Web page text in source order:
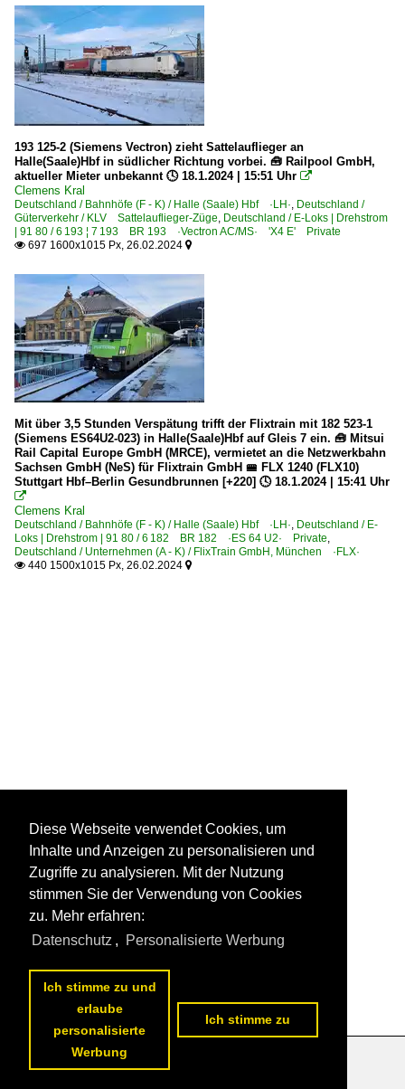
193 125-2 (Siemens Vectron) zieht Sattelauflieger an
Halle(Saale)Hbf in südlicher Richtung vorbei. 🧰 Railpool GmbH,
aktueller Mieter unbekannt 🕓 18.1.2024 | 15:51 Uhr 
Clemens Kral
Deutschland / Bahnhöfe (F - K) / Halle (Saale) Hbf ·LH·, Deutschland /
Güterverkehr / KLV Sattelauflieger-Züge, Deutschland / E-Loks | Drehstrom
| 91 80 / 6 193 ¦ 7 193 BR 193 ·Vectron AC/MS· 'X4 E' Private
 697 1600x1015 Px, 26.02.2024 
Mit über 3,5 Stunden Verspätung trifft der Flixtrain mit 182 523-1
(Siemens ES64U2-023) in Halle(Saale)Hbf auf Gleis 7 ein. 🧰 Mitsui
Rail Capital Europe GmbH (MRCE), vermietet an die Netzwerkbahn
Sachsen GmbH (NeS) für Flixtrain GmbH 🚝 FLX 1240 (FLX10)
Stuttgart Hbf–Berlin Gesundbrunnen [+220] 🕓 18.1.2024 | 15:41 Uhr

Clemens Kral
Deutschland / Bahnhöfe (F - K) / Halle (Saale) Hbf ·LH·, Deutschland / E-
Loks | Drehstrom | 91 80 / 6 182 BR 182 ·ES 64 U2· Private,
Deutschland / Unternehmen (A - K) / FlixTrain GmbH, München ·FLX·
 440 1500x1015 Px, 26.02.2024 
Datenschutzerklärung
Diese Webseite verwendet Cookies, um
Inhalte und Anzeigen zu personalisieren und
Zugriffe zu analysieren. Mit der Nutzung
stimmen Sie der Verwendung von Cookies
zu. Mehr erfahren:
Datenschutz , Personalisierte Werbung
Ich stimme zu und
erlaube
personalisierte
Werbung
Ich stimme zu